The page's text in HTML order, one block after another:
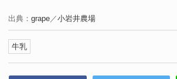
出典： grape ／小岩井農場
牛乳